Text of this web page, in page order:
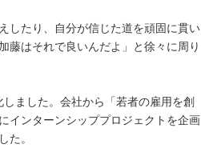
したり、自分が信じた道を頑固に貫い
藤はそれで良いんだよ」と徐々に周り
ました。会社から「若者の雇用を創
インターンシッププロジェクトを企画
た。